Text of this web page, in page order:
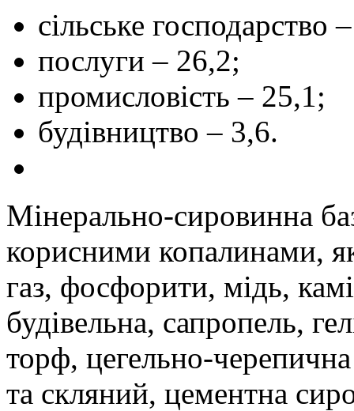
сільське господарство
послуги – 26,2;
промисловість – 25,1;
будівництво – 3,6.
Мінерально-сировинна
корисними копалинами,
газ, фосфорити, мідь,
будівельна, сапропель,
торф, цегельно-
та скляний, цементна